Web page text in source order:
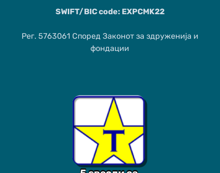
SWIFT/BIC code: EXPCMK22
Рег. 5763061 Според Законот за здруженија и
фондации